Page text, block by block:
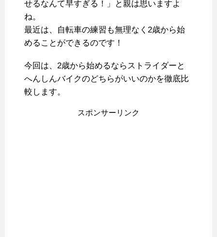
せるなんて早すぎる！」と親は思いますよ
ね。
最近は、自転車の練習も無理なく2歳から始
めることができるのです！
今回は、2歳から始めるならストライダーと
へんしんバイクのどちらがいいのかを徹底比
較します。
スポンサーリンク